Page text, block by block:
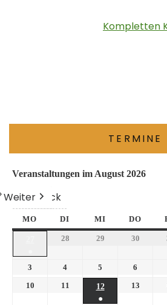
Kompletten
TERMINE
Veranstaltungen im August 2026
Zurück
Heute
Weiter
MO DI MI DO
28 29 30
3 4 5 6
10
11
12
●
13